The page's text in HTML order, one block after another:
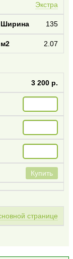
Экстра
135
2.07
3 200 р.
Купить
странице